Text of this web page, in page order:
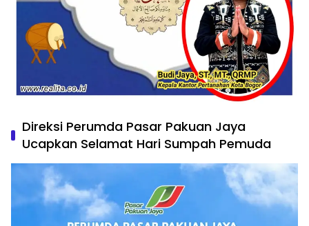
Direksi Perumda Pasar Pakuan Jaya
Ucapkan Selamat Hari Sumpah Pemuda